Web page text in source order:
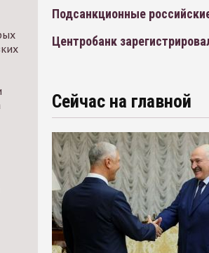
Подсанкционные
Центробанк
Сейчас на главной